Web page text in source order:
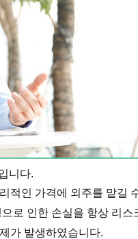
니다.
적인 가격에 외주를 맡길
로 인한 손실을 항상 리스
가 발생하였습니다.